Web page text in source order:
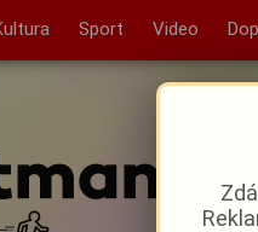
Sport Video